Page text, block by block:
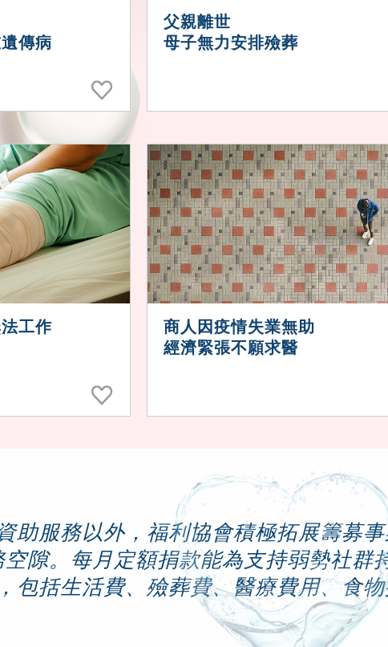
傳病
父親離世
母子無力安排殮葬
工作
商人因疫情失業無助
經濟緊張不願求醫
助服務以外，福利協會積極拓展籌募
空隙。每月定額捐款能為支持弱勢社群
包括生活費、殮葬費、醫療費用、食物